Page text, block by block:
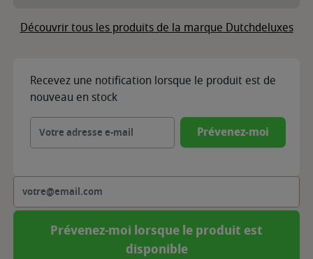
Découvrir tous les produits de la marque Dutchdeluxes
Recevez une notification lorsque le produit est de
nouveau en stock
Prévenez-moi
Prévenez-moi lorsque le produit est
disponible